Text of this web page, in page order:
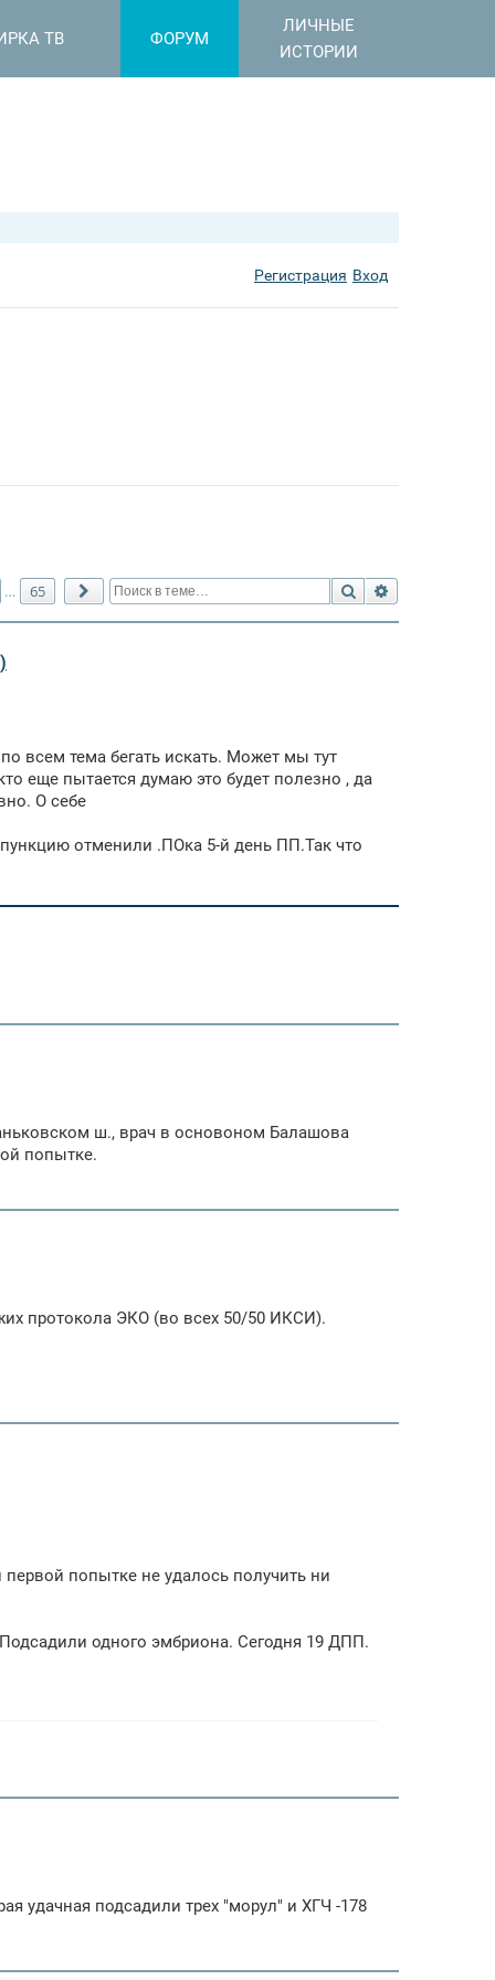
ТВ ФОРУМ
ЛИЧНЫЕ
ИСТОРИИ
Регистрация Вход
Поиск
… 65 След.
всем тема бегать искать. Может мы тут
еще пытается думаю это будет полезно , да
О себе
отменили .ПОка 5-й день ПП.Так что
ш., врач в основоном Балашова
попытке.
протокола ЭКО (во всех 50/50 ИКСИ).
попытке не удалось получить ни
одного эмбриона. Сегодня 19 ДПП.
удачная подсадили трех "морул" и ХГЧ -178